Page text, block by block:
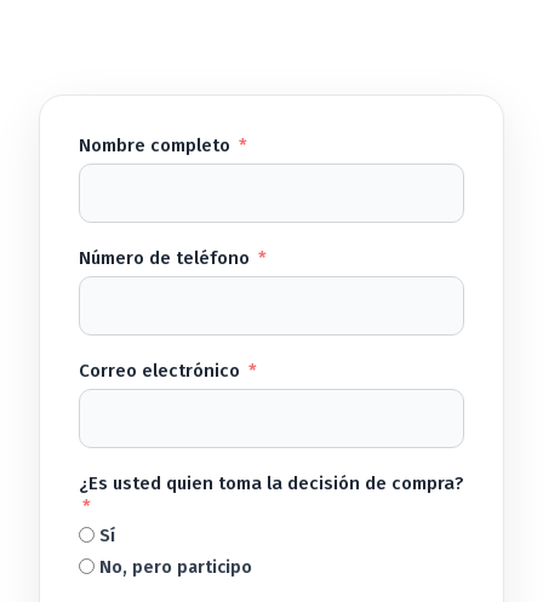
Nombre completo
Número de teléfono
Correo electrónico
¿Es usted quien toma la decisión de compra?
Sí
No, pero participo